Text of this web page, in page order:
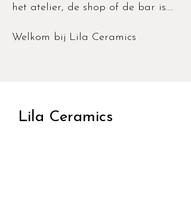
het atelier, de shop of de bar is….
Welkom bij Lila Ceramics
Lila Ceramics